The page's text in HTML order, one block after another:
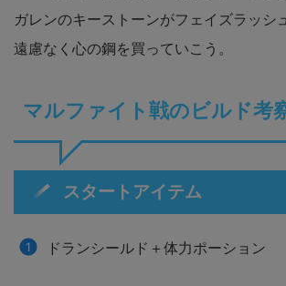
ガレンのキーストーンがフェイズラッシ
遠慮なく心の鋼を買っていこう。
マルファイト戦のビルド考
スタートアイテム
ドランシールド＋体力ポーション